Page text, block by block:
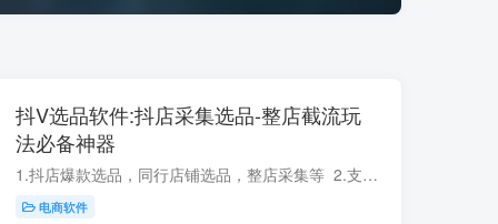
抖V选品软件:抖店采集选品-整店截流玩
法必备神器
1.抖店爆款选品，同行店铺选品，整店采集等 2.支持整店采集（无需抖音橱窗账号） 3.同行店铺24小时总销量排行榜 4.同行爆款商品24小时销量排行榜抖V选品是一款功能强大的选品工具，它提供了...
电商软件